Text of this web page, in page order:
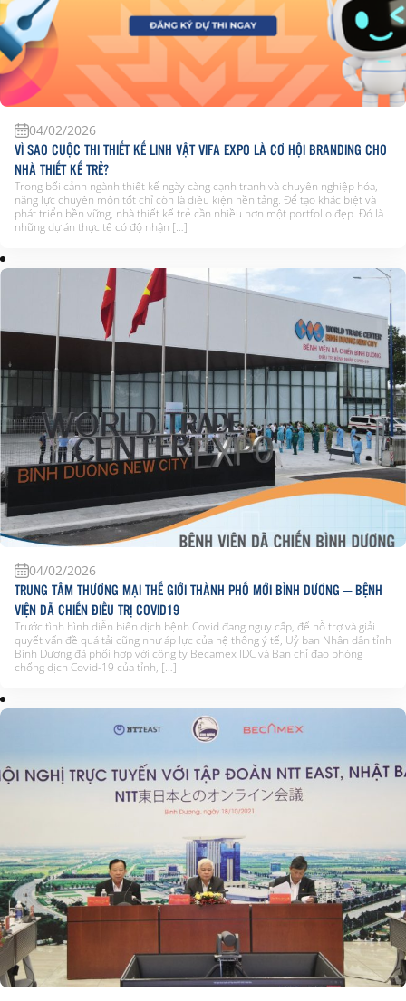
04/02/2026
VÌ SAO CUỘC THI THIẾT KẾ LINH VẬT VIFA EXPO LÀ CƠ HỘI BRANDING CHO
NHÀ THIẾT KẾ TRẺ?
Trong bối cảnh ngành thiết kế ngày càng cạnh tranh và chuyên nghiệp hóa,
năng lực chuyên môn tốt chỉ còn là điều kiện nền tảng. Để tạo khác biệt và
phát triển bền vững, nhà thiết kế trẻ cần nhiều hơn một portfolio đẹp. Đó là
những dự án thực tế có độ nhận […]
04/02/2026
TRUNG TÂM THƯƠNG MẠI THẾ GIỚI THÀNH PHỐ MỚI BÌNH DƯƠNG – BỆNH
VIỆN DÃ CHIẾN ĐIỀU TRỊ COVID19
Trước tình hình diễn biến dịch bệnh Covid đang nguy cấp, để hỗ trợ và giải
quyết vấn đề quá tải cũng như áp lực của hệ thống ý tế, Uỷ ban Nhân dân tỉnh
Bình Dương đã phối hợp với công ty Becamex IDC và Ban chỉ đạo phòng
chống dịch Covid-19 của tỉnh, […]